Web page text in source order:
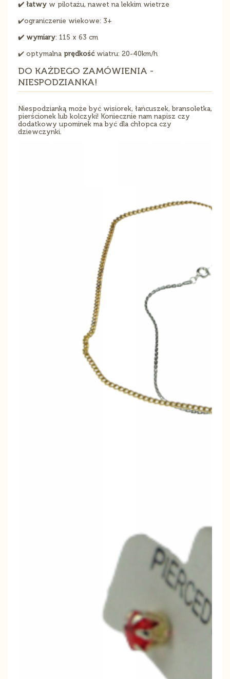
✔️ łatwy w pilotażu, nawet na lekkim wietrze
✔️ograniczenie wiekowe: 3+
✔️ wymiary: 115 x 63 cm
✔️ optymalna prędkośćwiatru: 20-40km/h
DO KAŻDEGO ZAMÓWIENIA -
NIESPODZIANKA!
Niespodzianką może być wisiorek, łańcuszek, bransoletka,
pierścionek lub kolczyki! Koniecznie nam napisz czy
dodatkowy upominek ma być dla chłopca czy
dziewczynki.